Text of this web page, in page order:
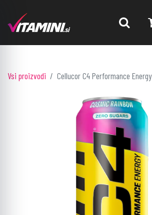
Vsi proizvodi Cellucor C4 Performance Energy